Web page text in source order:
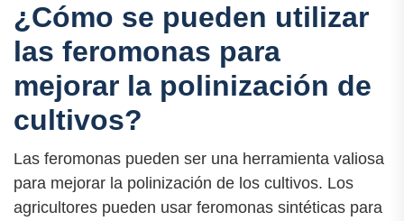
¿Cómo se pueden utilizar
las feromonas para
mejorar la polinización de
cultivos?
Las feromonas pueden ser una herramienta valiosa
para mejorar la polinización de los cultivos. Los
agricultores pueden usar feromonas sintéticas para